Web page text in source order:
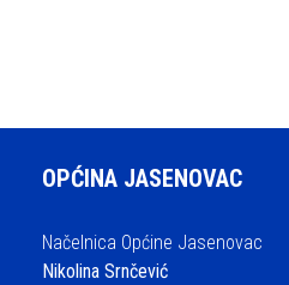
OPĆINA JASENOVAC
Načelnica Općine Jasenovac
Nikolina Srnčević